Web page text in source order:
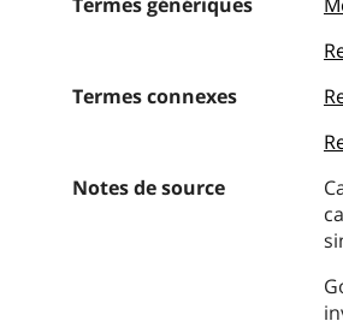
Termes connexes
Notes de source